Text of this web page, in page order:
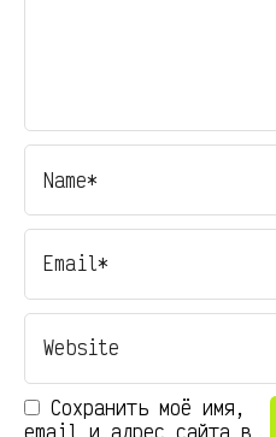
Сохранить моё имя,